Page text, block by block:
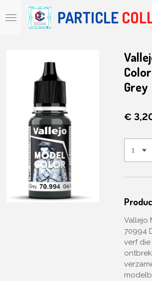
direct
PARTICLE
Grey
€
Vallejo
70994
verf